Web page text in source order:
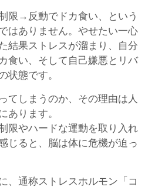
限→反動でドカ食い、という
はありません。やせたい一心
結果ストレスが溜まり、自分
食い、そして自己嫌悪とリバ
状態です。
てしまうのか、その理由は人
あります。
限やハードな運動を取り入れ
じると、脳は体に危機が迫っ
、通称ストレスホルモン「コ